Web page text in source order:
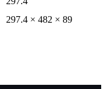
297.4 × 482 × 89